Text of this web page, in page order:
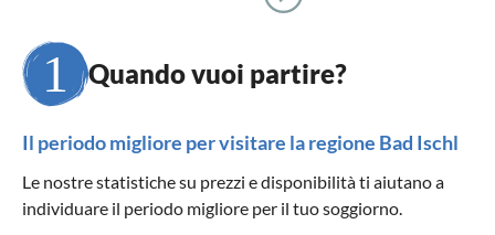
Quando vuoi partire?
Il periodo migliore per visitare la regione Bad Ischl
Le nostre statistiche su prezzi e disponibilità ti aiutano a
individuare il periodo migliore per il tuo soggiorno.